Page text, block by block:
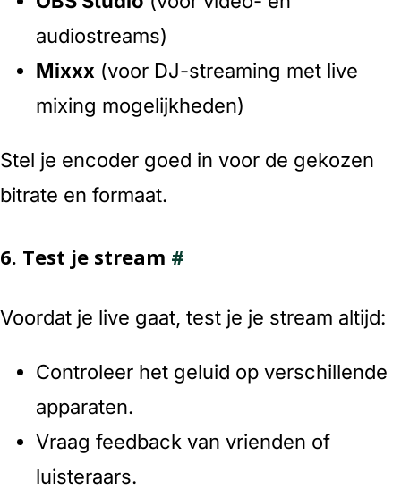
audiostreams)
Mixxx (voor DJ-streaming met live
mixing mogelijkheden)
Stel je encoder goed in voor de gekozen
bitrate en formaat.
6. Test je stream #
Voordat je live gaat, test je je stream altijd:
Controleer het geluid op verschillende
apparaten.
Vraag feedback van vrienden of
luisteraars.